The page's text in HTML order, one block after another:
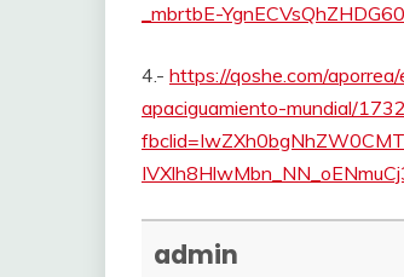
_mbrtbE-
4.- https://qoshe.com/
apaciguamiento-mundial/
admin